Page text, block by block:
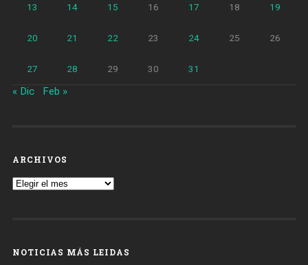
13 14 15 16 17 18 19
20 21 22 23 24 25 26
27 28 29 30 31
« Dic Feb »
ARCHIVOS
Archivos
NOTICIAS MÁS LEIDAS